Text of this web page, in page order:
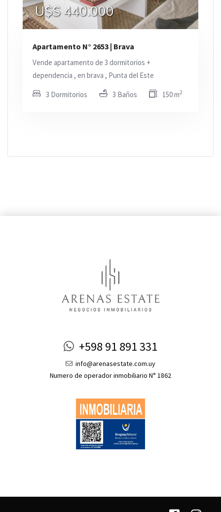
U$S 440.000
Apartamento N° 2653 | Brava
Vende apartamento de 3 dormitorios +
dependencia , en brava , Punta del Este
3 Dormitorios 3 Baños 150 m2
+598 91 891 331
info@arenasestate.com.uy
Numero de operador inmobiliario N° 1862